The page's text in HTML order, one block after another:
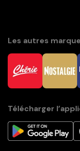
Les autres
Télécharger